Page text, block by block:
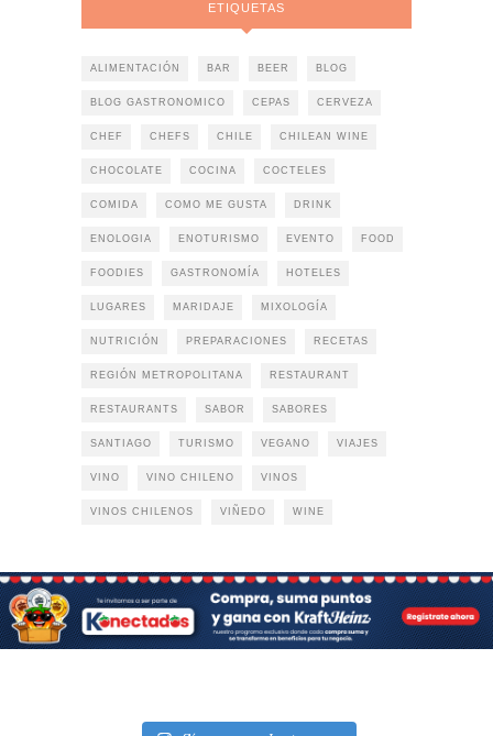
ETIQUETAS
ALIMENTACIÓN BAR BEER BLOG
BLOG GASTRONOMICO CEPAS CERVEZA
CHEF CHEFS CHILE CHILEAN WINE
CHOCOLATE COCINA COCTELES
COMIDA COMO ME GUSTA DRINK
ENOLOGIA ENOTURISMO EVENTO FOOD
FOODIES GASTRONOMÍA HOTELES
LUGARES MARIDAJE MIXOLOGÍA
NUTRICIÓN PREPARACIONES RECETAS
REGIÓN METROPOLITANA RESTAURANT
RESTAURANTS SABOR SABORES
SANTIAGO TURISMO VEGANO VIAJES
VINO VINO CHILENO VINOS
VINOS CHILENOS VIÑEDO WINE